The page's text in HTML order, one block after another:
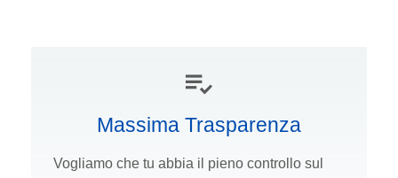
Massima Trasparenza
Vogliamo che tu abbia il pieno controllo sul